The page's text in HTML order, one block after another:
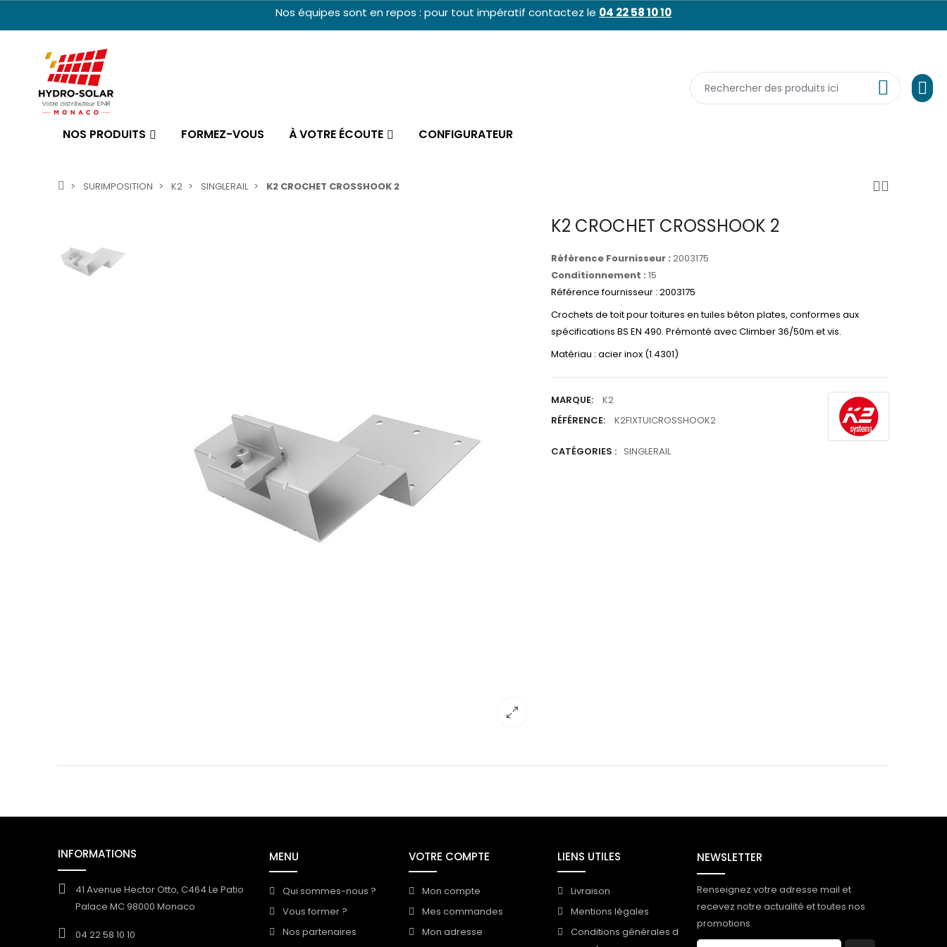
Nos équipes sont en repos : pour tout impératif contactez le 04 22 58 10 10
NOS PRODUITS FORMEZ-VOUS À VOTRE ÉCOUTE CONFIGURATEUR
SURIMPOSITION K2 SINGLERAIL K2 CROCHET CROSSHOOK 2
K2 CROCHET CROSSHOOK 2
Référence Fournisseur : 2003175
Conditionnement : 15
Référence fournisseur : 2003175
Crochets de toit pour toitures en tuiles béton plates, conformes aux
spécifications BS EN 490. Prémonté avec Climber 36/50m et vis.
Matériau : acier inox (1.4301)
MARQUE:
K2
RÉFÉRENCE:
K2FIXTUICROSSHOOK2
CATÉGORIES : SINGLERAIL
INFORMATIONS
41 Avenue Hector Otto, C464 Le Patio
Palace MC 98000 Monaco
04 22 58 10 10
MENU
Qui sommes-nous ?
Vous former ?
Nos partenaires
VOTRE COMPTE
Mon compte
Mes commandes
Mon adresse
LIENS UTILES
Livraison
Mentions légales
Conditions générales d
NEWSLETTER
Renseignez votre adresse mail et
recevez notre actualité et toutes nos
promotions.